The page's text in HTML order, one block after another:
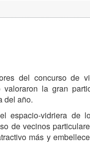
del concurso de
la gran
del año.
espacio-vidriera de
de vecinos
más y